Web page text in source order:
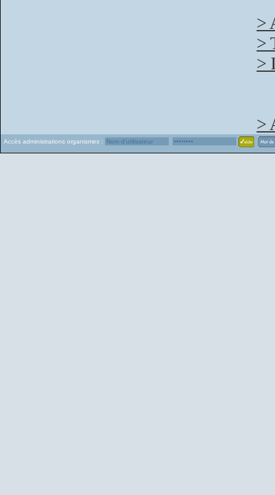
>
>
>
>
Accès administrations organismes :